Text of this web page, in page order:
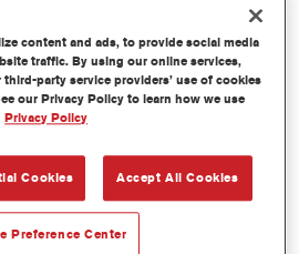
una excepcional igualación del color.
- mayor rendimiento y
sistema especializado de tintes
de aplicación.
en diferentes condiciones climáticas
de aplicación.
content and ads, to provide social media
traffic. By using our online services,
party service providers’ use of cookies
our Privacy Policy to learn how we use
Privacy Policy
Cookies Accept All Cookies
Preference Center